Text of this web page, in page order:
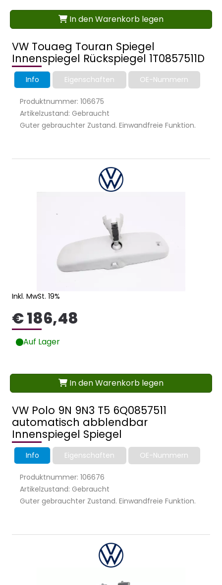
VW Touaeg Touran Spiegel
Innenspiegel Rückspiegel 1T0857511D
Info Eigenschaften OE-Nummern
Produktnummer: 106675
Artikelzustand: Gebraucht
Guter gebrauchter Zustand. Einwandfreie Funktion.
In den Warenkorb legen
VW Polo 9N 9N3 T5 6Q0857511
automatisch abblendbar
Innenspiegel Spiegel
Info Eigenschaften OE-Nummern
Produktnummer: 106676
Artikelzustand: Gebraucht
Guter gebrauchter Zustand. Einwandfreie Funktion.
Inkl. MwSt. 19%
€ 186,48
Auf Lager
In den Warenkorb legen